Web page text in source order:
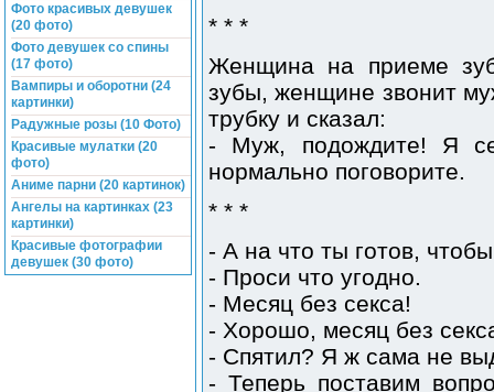
Фото красивых девушек
(20 фото)
Фото девушек со спины
(17 фото)
Вампиры и оборотни (24
картинки)
Радужные розы (10 Фото)
Красивые мулатки (20
фото)
Аниме парни (20 картинок)
Ангелы на картинках (23
картинки)
Красивые фотографии
девушек (30 фото)
* * *
Женщина на приеме
зубы, женщине звонит
трубку и сказал:
- Муж, подождите! Я
нормально поговорите.
* * *
- А на что ты готов,
- Проси что угодно.
- Месяц без секса!
- Хорошо, месяц без
- Спятил? Я ж сама не
- Теперь поставим